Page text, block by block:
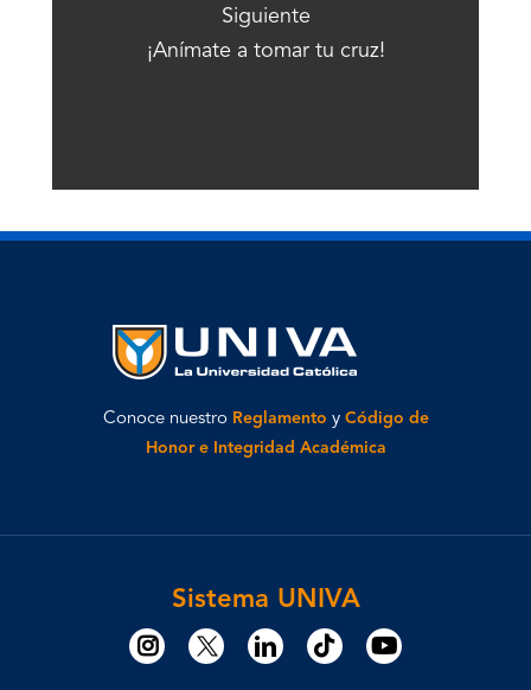
Siguiente
¡Anímate a tomar tu cruz!
Conoce nuestro Reglamento y Código de
Honor e Integridad Académica
Sistema UNIVA